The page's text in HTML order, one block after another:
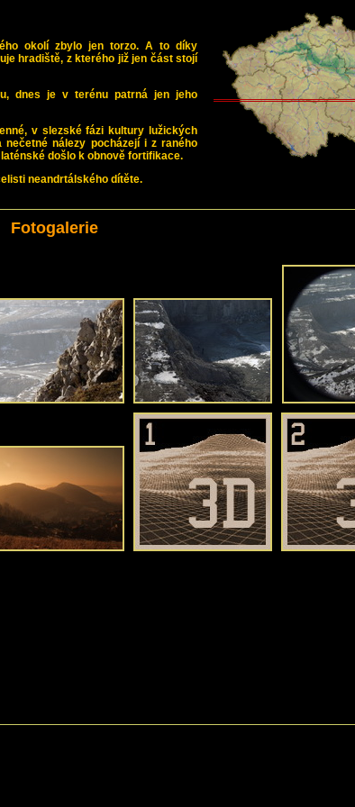
okolí zbylo jen torzo. A to díky
hradiště, z kterého již jen část stojí
dnes je v terénu patrná jen jeho
v slezské fázi kultury lužických
nálezy pocházejí i z raného
došlo k obnově fortifikace.
neandrtálského dítěte.
Fotogalerie